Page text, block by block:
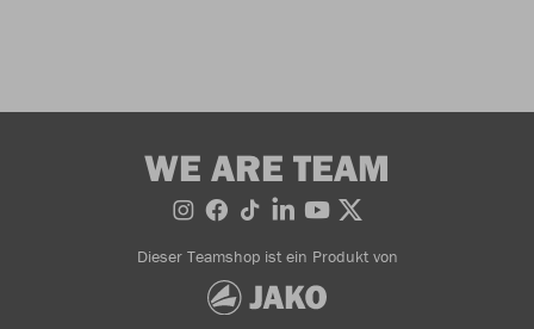
WE ARE TEAM
Dieser Teamshop ist ein Produkt von